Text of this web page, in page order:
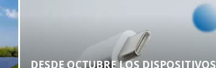
DESDE OCTUBRE LOS DISPOSITIVOS